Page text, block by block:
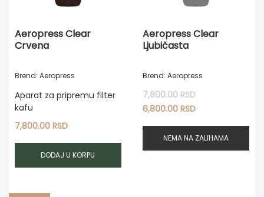
Aeropress Clear
Crvena
Brend: Aeropress
Aparat za pripremu filter
kafu
7,800.00 RSD
DODAJ U KORPU
Aeropress Clear
Ljubičasta
Brend: Aeropress
7,800.00 RSDOriginalna
cena
bila:
7,800.00 RSD.
6,800.00RSDTrenutna
je:
6,800.00 RSD.
NEMA NA ZALIHAMA